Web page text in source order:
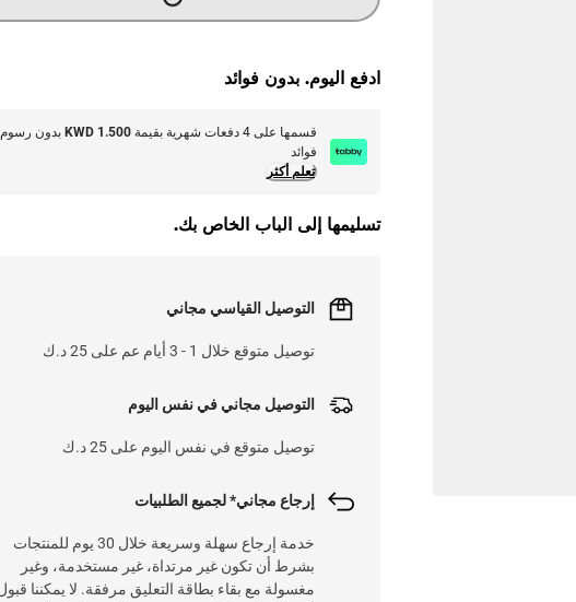
ادفع اليوم. بدون فوائد
قسمها على 4 دفعات شهرية بقيمة KWD 1.500 بدون رسوم
فوائد
تعلم أكثر
تسليمها إلى الباب الخاص بك.
التوصيل القياسي مجاني
توصيل متوقع خلال 1 - 3 أيام عم على 25 د.ك
التوصيل مجاني في نفس اليوم
توصيل متوقع في نفس اليوم على 25 د.ك
إرجاع مجاني* لجميع الطلبيات
خدمة إرجاع سهلة وسريعة خلال 30 يوم للمنتجات
بشرط أن تكون غير مرتداة، غير مستخدمة، وغير
مغسولة مع بقاء بطاقة التعليق مرفقة. لا يمكننا